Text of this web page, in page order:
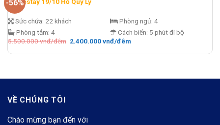
-56%
Sức chứa: 22 khách
Phòng tắm: 4
Phòng ngủ: 4
Cách biển: 5 phút đi bộ
5.500.000vnđ/đêm Giá
là:
2.400.000vnđ/đêmGiá
tại
VỀ CHÚNG TÔI
Chào mừng bạn đến với